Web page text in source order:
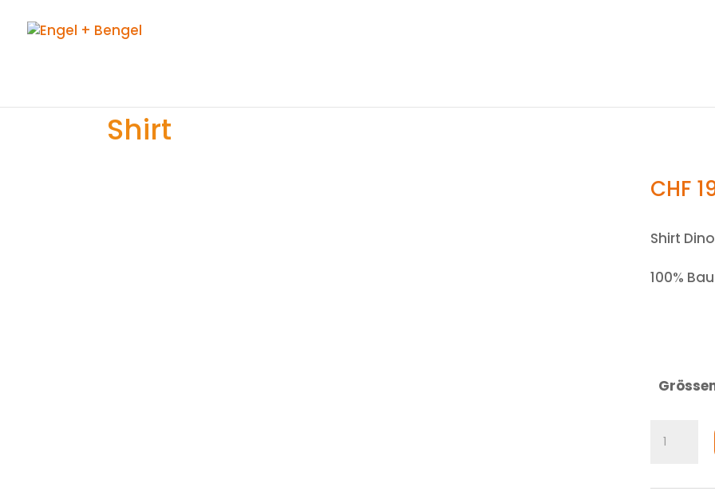
Shirt
CHF
Shirt Dino
100%
Shirt